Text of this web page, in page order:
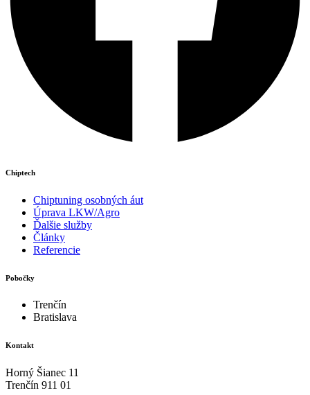
Chiptech
Chiptuning osobných áut
Úprava LKW/Agro
Ďalšie služby
Články
Referencie
Pobočky
Trenčín
Bratislava
Kontakt
Horný Šianec 11
Trenčín 911 01